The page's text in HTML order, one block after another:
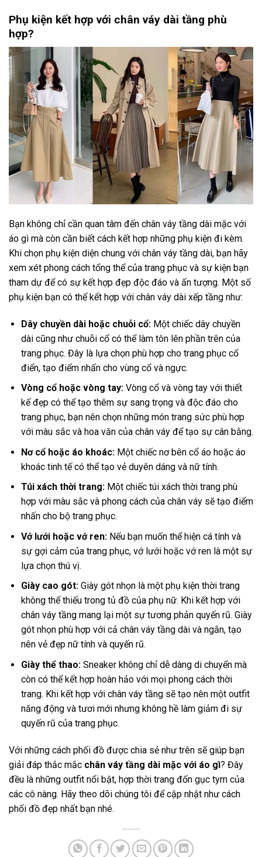
Phụ kiện kết hợp với chân váy dài tầng phù
hợp?
Bạn không chỉ cần quan tâm đến chân váy tầng dài mặc với
áo gì mà còn cần biết cách kết hợp những phụ kiện đi kèm.
Khi chọn phụ kiện diện chung với chân váy tầng dài, bạn hãy
xem xét phong cách tổng thể của trang phục và sự kiện bạn
tham dự để có sự kết hợp đẹp độc đáo và ấn tượng. Một số
phụ kiện bạn có thể kết hợp với chân váy dài xếp tầng như:
Dây chuyền dài hoặc chuỗi cổ:Một chiếc dây chuyền
dài cũng như chuỗi cổ có thể làm tôn lên phần trên của
trang phục. Đây là lựa chọn phù hợp cho trang phục cổ
điển, tạo điểm nhấn cho vùng cổ và ngực.
Vòng cổ hoặc vòng tay:Vòng cổ và vòng tay với thiết
kế đẹp có thể tạo thêm sự sang trọng và độc đáo cho
trang phục, bạn nên chọn những món trang sức phù hợp
với màu sắc và hoa văn của chân váy để tạo sự cân bằng.
Nơ cổ hoặc áo khoác:Một chiếc nơ bên cổ áo hoặc áo
khoác tinh tế có thể tạo vẻ duyên dáng và nữ tính.
Túi xách thời trang:Một chiếc túi xách thời trang phù
hợp với màu sắc và phong cách của chân váy sẽ tạo điểm
nhấn cho bộ trang phục.
Vớ lưới hoặc vớ ren:Nếu bạn muốn thể hiện cá tính và
sự gợi cảm của trang phục, vớ lưới hoặc vớ ren là một sự
lựa chọn thú vị.
Giày cao gót:Giày gót nhọn là một phụ kiện thời trang
không thể thiếu trong tủ đồ của phụ nữ. Khi kết hợp với
chân váy tầng mang lại một sự tương phản quyến rũ. Giày
gót nhọn phù hợp với cả chân váy tầng dài và ngắn, tạo
nên vẻ đẹp nữ tính và quyến rũ.
Giày thể thao:Sneaker không chỉ dễ dàng di chuyển mà
còn có thể kết hợp hoàn hảo với mọi phong cách thời
trang. Khi kết hợp với chân váy tầng sẽ tạo nên một outfit
năng động và tươi mới nhưng không hề làm giảm đi sự
quyến rũ của trang phục.
Với những cách phối đồ được chia sẻ như trên sẽ giúp bạn
giải đáp thắc mắc chân váy tầng dài mặc với áo gì? Đây
đều là những outfit nổi bật, hợp thời trang đốn gục tym của
các cô nàng. Hãy theo dõi chúng tôi để cập nhật như cách
phối đồ đẹp nhất bạn nhé.